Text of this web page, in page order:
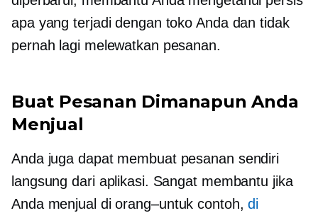
apa yang terjadi dengan toko Anda dan tidak
pernah lagi melewatkan pesanan.
Buat Pesanan Dimanapun Anda
Menjual
Anda juga dapat membuat pesanan sendiri
langsung dari aplikasi. Sangat membantu jika
Anda menjual diorang–untuk contoh,di